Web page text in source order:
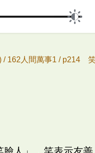
/ 162人間萬事1 / p214